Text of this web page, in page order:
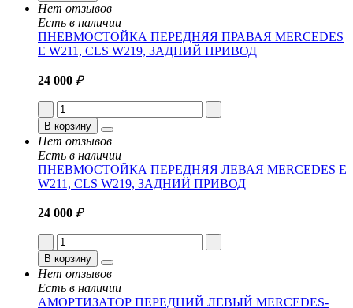
Нет отзывов
Есть в наличии
ПНЕВМОСТОЙКА ПЕРЕДНЯЯ ПРАВАЯ MERCEDES
E W211, CLS W219, ЗАДНИЙ ПРИВОД
24 000 ₽
В корзину
Нет отзывов
Есть в наличии
ПНЕВМОСТОЙКА ПЕРЕДНЯЯ ЛЕВАЯ MERCEDES E
W211, CLS W219, ЗАДНИЙ ПРИВОД
24 000 ₽
В корзину
Нет отзывов
Есть в наличии
АМОРТИЗАТОР ПЕРЕДНИЙ ЛЕВЫЙ MERCEDES-